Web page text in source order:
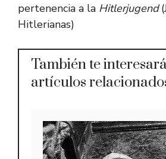
pertenencia a la Hitlerjugend
Hitlerianas)
También te
artículos